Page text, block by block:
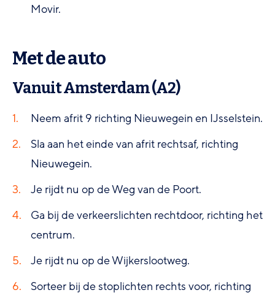
Movir.
Met de auto
Vanuit Amsterdam (A2)
Neem afrit 9 richting Nieuwegein en IJsselstein.
Sla aan het einde van afrit rechtsaf, richting
Nieuwegein.
Je rijdt nu op de Weg van de Poort.
Ga bij de verkeerslichten rechtdoor, richting het
centrum.
Je rijdt nu op de Wijkerslootweg.
Sorteer bij de stoplichten rechts voor, richting